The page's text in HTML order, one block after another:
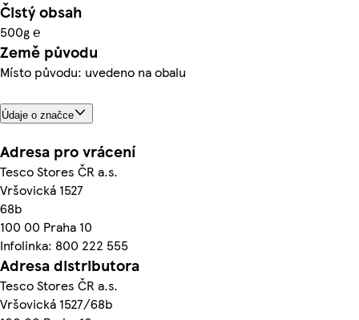
Čistý obsah
500g ℮
Země původu
Místo původu: uvedeno na obalu
Údaje o značce
Adresa pro vrácení
Tesco Stores ČR a.s.
Vršovická 1527
68b
100 00 Praha 10
Infolinka: 800 222 555
Adresa distributora
Tesco Stores ČR a.s.
Vršovická 1527/68b